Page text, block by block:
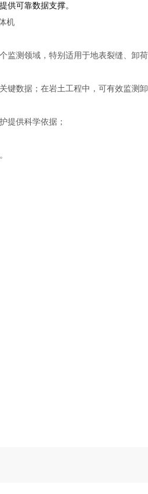
供可靠数据支撑。
测领域，特别适用于地表裂缝、卸
数据；在岩土工程中，可有效监测
提供科学依据；